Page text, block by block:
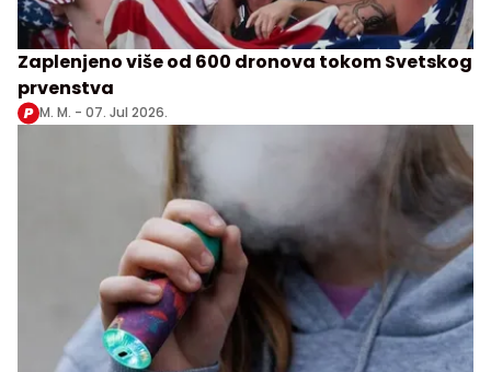
Zaplenjeno više od 600 dronova tokom Svetskog
prvenstva
M. M. - 07. Jul 2026.